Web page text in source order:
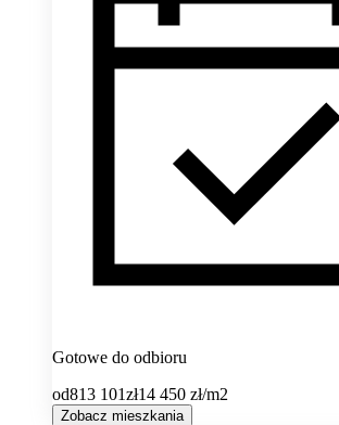
Gotowe do odbioru
od813 101zł14 450 zł/m2
Zobacz mieszkania